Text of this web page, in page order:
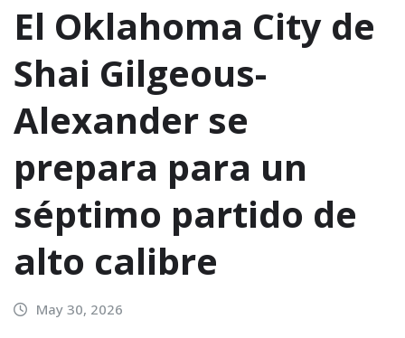
El Oklahoma City de
Shai Gilgeous-
Alexander se
prepara para un
séptimo partido de
alto calibre
May 30, 2026